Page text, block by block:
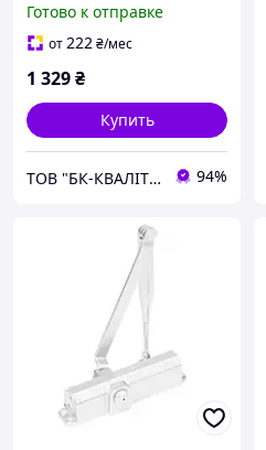
рычагом, серебро
Готово к отправке
от222₴/мес
1 329₴
Купить
ТОВ "БК-КВАЛІТЄТ" 94%